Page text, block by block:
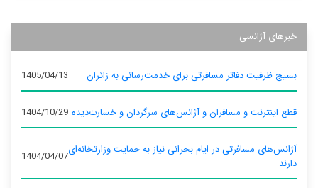
خبرهای آژانسی
بسیج ظرفیت دفاتر مسافرتی برای خدمت‌رسانی به زائران 1405/04/13
قطع اینترنت و مسافران و آژانس‌های سرگردان و خسارت‌دیده 1404/10/29
آژانس‌های مسافرتی در ایام بحرانی نیاز به حمایت وزارتخانه‌ای
دارند
1404/04/07